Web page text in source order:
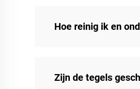
Hoe reinig ik en
Zijn de tegels